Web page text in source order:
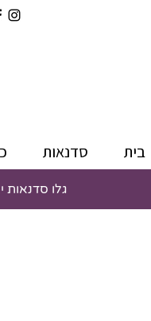
סדנאות בית
גלו סדנאות